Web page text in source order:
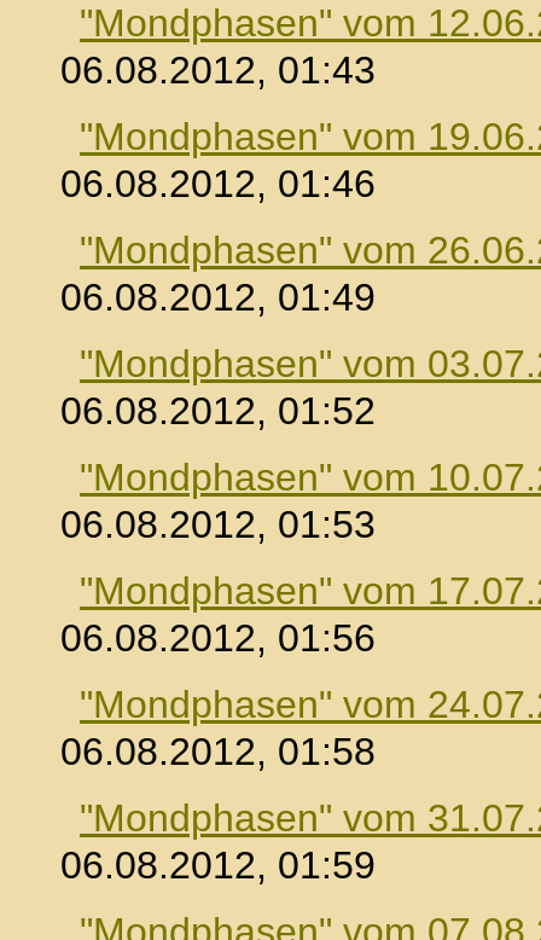
"Mondphasen" vom
06.08.2012, 01:43
"Mondphasen" vom
06.08.2012, 01:46
"Mondphasen" vom
06.08.2012, 01:49
"Mondphasen" vom
06.08.2012, 01:52
"Mondphasen" vom
06.08.2012, 01:53
"Mondphasen" vom
06.08.2012, 01:56
"Mondphasen" vom
06.08.2012, 01:58
"Mondphasen" vom
06.08.2012, 01:59